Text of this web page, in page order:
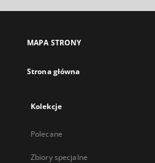
MAPA STRONY
Strona główna
Kolekcje
Polecane
Zbiory specjalne